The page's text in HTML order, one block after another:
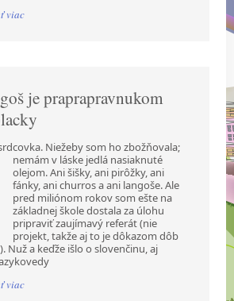
viac
je praprapravnukom
Niežeby som ho zbožňovala;
nemám v láske jedlá nasiaknuté
olejom. Ani šišky, ani pirôžky, ani
fánky, ani churros a ani langoše. Ale
pred miliónom rokov som ešte na
základnej škole dostala za úlohu
pripraviť zaujímavý referát (nie
projekt, takže aj to je dôkazom dôb
Nuž a keďže išlo o slovenčinu, aj
viac